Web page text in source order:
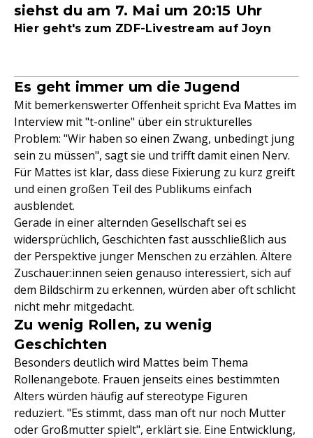
siehst du am 7. Mai um 20:15 Uhr
Hier geht's zum ZDF-Livestream auf Joyn
Es geht immer um die Jugend
Mit bemerkenswerter Offenheit spricht Eva Mattes im
Interview mit "t-online" über ein strukturelles
Problem: "Wir haben so einen Zwang, unbedingt jung
sein zu müssen", sagt sie und trifft damit einen Nerv.
Für Mattes ist klar, dass diese Fixierung zu kurz greift
und einen großen Teil des Publikums einfach
ausblendet.
Gerade in einer alternden Gesellschaft sei es
widersprüchlich, Geschichten fast ausschließlich aus
der Perspektive junger Menschen zu erzählen. Ältere
Zuschauer:innen seien genauso interessiert, sich auf
dem Bildschirm zu erkennen, würden aber oft schlicht
nicht mehr mitgedacht.
Zu wenig Rollen, zu wenig
Geschichten
Besonders deutlich wird Mattes beim Thema
Rollenangebote. Frauen jenseits eines bestimmten
Alters würden häufig auf stereotype Figuren
reduziert. "Es stimmt, dass man oft nur noch Mutter
oder Großmutter spielt", erklärt sie. Eine Entwicklung,